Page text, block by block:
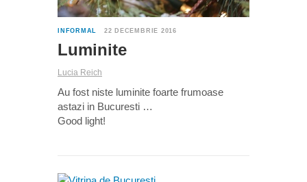
INFORMAL 22 DECEMBRIE 2016
Luminite
Lucia Reich
Au fost niste luminite foarte frumoase
astazi in Bucuresti …
Good light!